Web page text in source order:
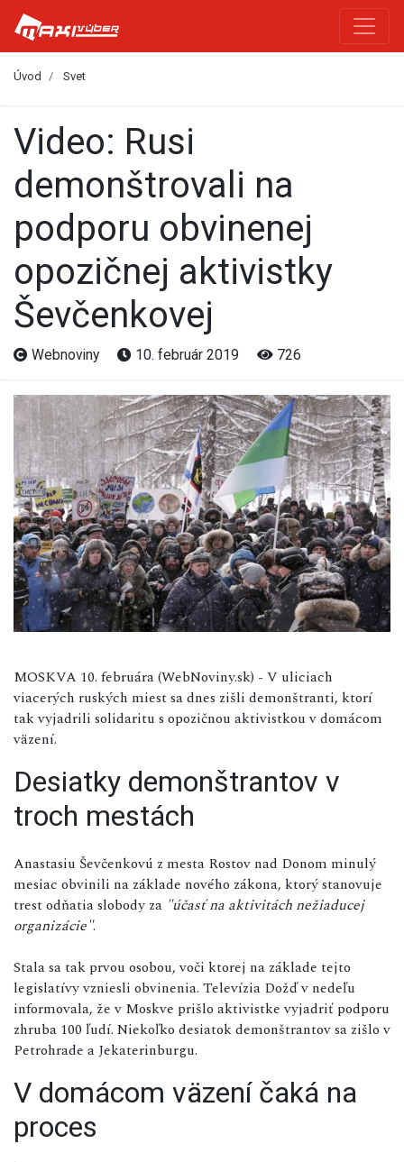
Úvod Svet
Video: Rusi
demonštrovali na
podporu obvinenej
opozičnej aktivistky
Ševčenkovej
Webnoviny 10. február 2019 726
MOSKVA 10. februára (WebNoviny.sk) - V uliciach
viacerých ruských miest sa dnes zišli demonštranti, ktorí
tak vyjadrili solidaritu s opozičnou aktivistkou v domácom
väzení.
Desiatky demonštrantov v
troch mestách
Anastasiu Ševčenkovú z mesta Rostov nad Donom minulý
mesiac obvinili na základe nového zákona, ktorý stanovuje
trest odňatia slobody za "účasť na aktivitách nežiaducej
organizácie".
Stala sa tak prvou osobou, voči ktorej na základe tejto
legislatívy vzniesli obvinenia. Televízia Dožď v nedeľu
informovala, že v Moskve prišlo aktivistke vyjadriť podporu
zhruba 100 ľudí. Niekoľko desiatok demonštrantov sa zišlo v
Petrohrade a Jekaterinburgu.
V domácom väzení čaká na
proces